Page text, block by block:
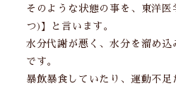
そのような状態の事を、東洋
つ)】と言います。
水分代謝が悪く、水分を溜め
です。
暴飲暴食していたり、運動不